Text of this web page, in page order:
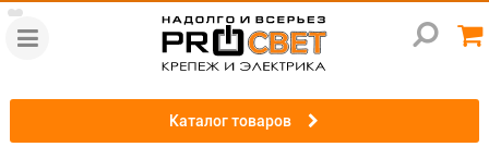
Каталог товаров